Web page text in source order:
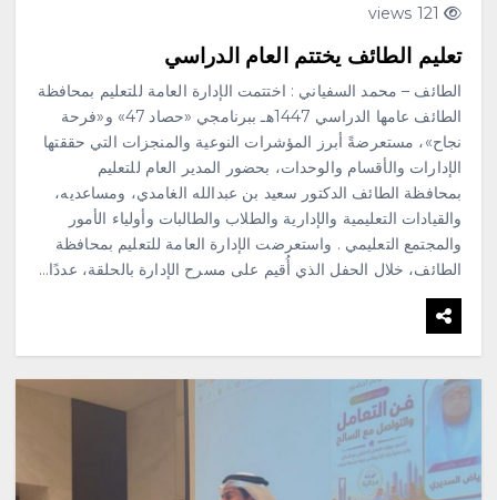
121 views
تعليم الطائف يختتم العام الدراسي
الطائف – محمد السفياني : اختتمت الإدارة العامة للتعليم بمحافظة
الطائف عامها الدراسي 1447هـ ببرنامجي «حصاد 47» و«فرحة
نجاح»، مستعرضةً أبرز المؤشرات النوعية والمنجزات التي حققتها
الإدارات والأقسام والوحدات، بحضور المدير العام للتعليم
بمحافظة الطائف الدكتور سعيد بن عبدالله الغامدي، ومساعديه،
والقيادات التعليمية والإدارية والطلاب والطالبات وأولياء الأمور
والمجتمع التعليمي . واستعرضت الإدارة العامة للتعليم بمحافظة
الطائف، خلال الحفل الذي أُقيم على مسرح الإدارة بالحلقة، عددًا…